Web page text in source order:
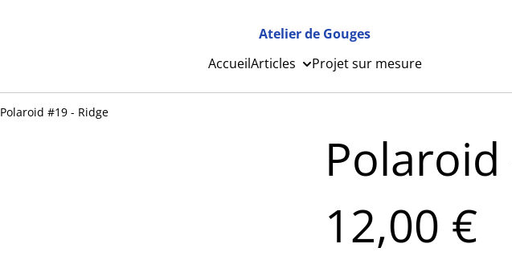
Atelier de Gouges
AccueilArticles Projet sur mesure
Polaroid #19 - Ridge
Polaroid
12,00 €